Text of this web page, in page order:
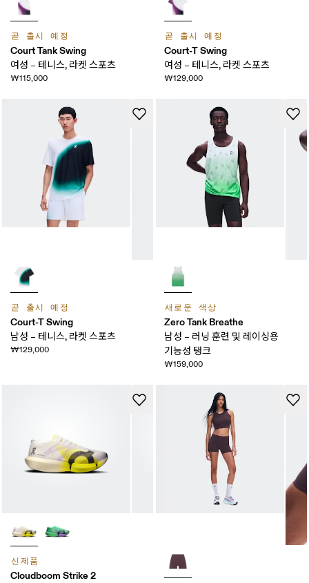
곧 출시 예정
Court Tank Swing
여성 – 테니스, 라켓 스포츠
₩115,000
곧 출시 예정
Court-T Swing
여성 – 테니스, 라켓 스포츠
₩129,000
곧 출시 예정
Court-T Swing
남성 – 테니스, 라켓 스포츠
₩129,000
새로운 색상
Zero Tank Breathe
남성 – 러닝 훈련 및 레이싱용
기능성 탱크
₩159,000
신제품
Cloudboom Strike 2